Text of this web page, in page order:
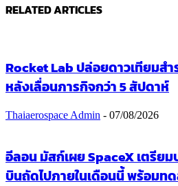
RELATED ARTICLES
Rocket Lab ปล่อยดาวเทียมส
หลังเลื่อนภารกิจกว่า 5 สัปดาห์
Thaiaerospace Admin - 07/08/2026
อีลอน มัสก์เผย SpaceX เตรีย
บินถัดไปภายในเดือนนี้ พร้อมท